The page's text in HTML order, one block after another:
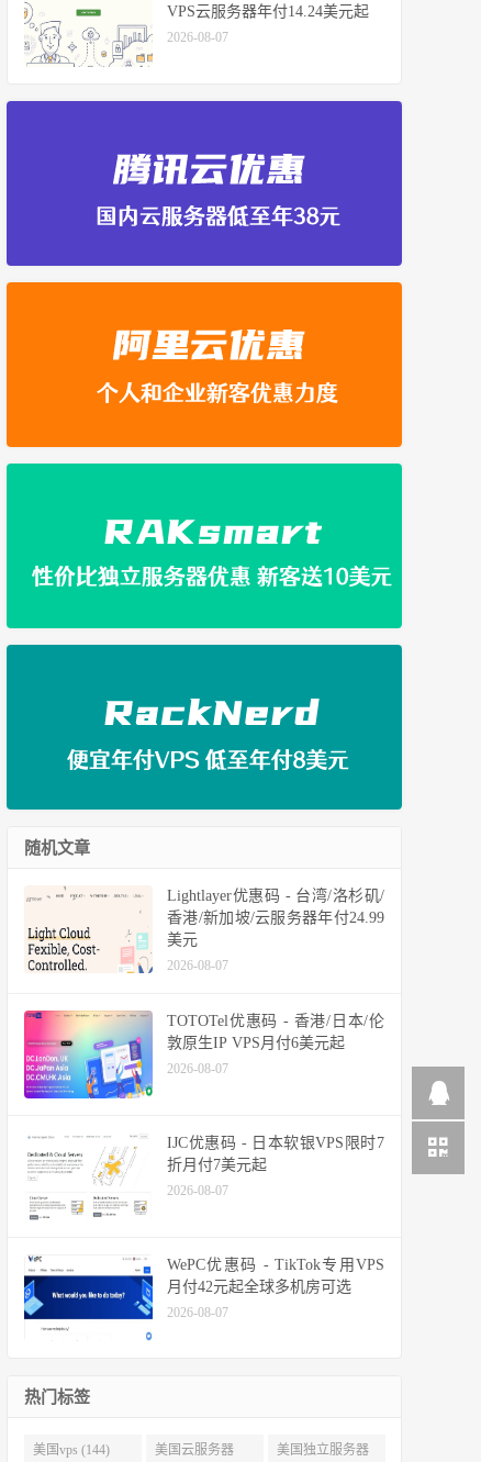
VPS云服务器年付14.24美元起
2026-08-07
随机文章
Lightlayer优惠码 - 台湾/洛杉矶/
香港/新加坡/云服务器年付24.99
美元
2026-08-07
TOTOTel优惠码 - 香港/日本/伦
敦原生IP VPS月付6美元起
2026-08-07
IJC优惠码 - 日本软银VPS限时7
折月付7美元起
2026-08-07
WePC优惠码 - TikTok专用VPS
月付42元起全球多机房可选
2026-08-07
热门标签
美国vps (144) 美国云服务器 美国独立服务器